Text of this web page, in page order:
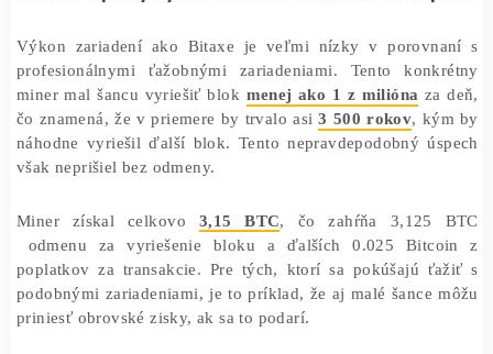
Mikroskopický výkon zariadenia a šanca na
Výkon zariadení ako Bitaxe je veľmi nízky v
miner mal šancu vyriešiť blokmenej ako 1 z milióna
čo znamená, že v priemere by trvalo asi3 500 rokov
,
náhodne vyriešil ďalší blok. Tento nepravdepodobný
však neprišiel bez odmeny.